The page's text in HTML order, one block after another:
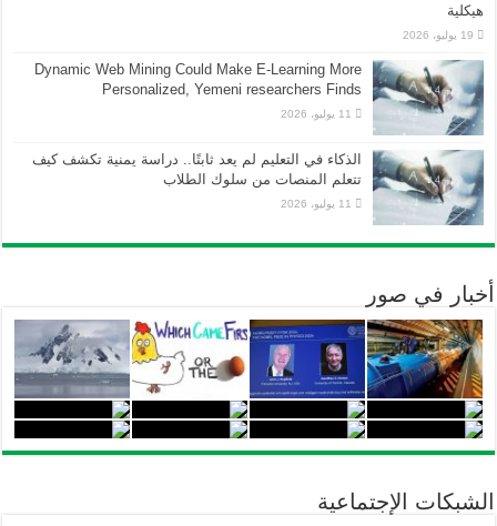
هيكلية
19 يوليو، 2026
Dynamic Web Mining Could Make E-Learning More
Personalized, Yemeni researchers Finds
11 يوليو، 2026
الذكاء في التعليم لم يعد ثابتًا.. دراسة يمنية تكشف كيف
تتعلم المنصات من سلوك الطلاب
11 يوليو، 2026
أخبار في صور
الشبكات الإجتماعية